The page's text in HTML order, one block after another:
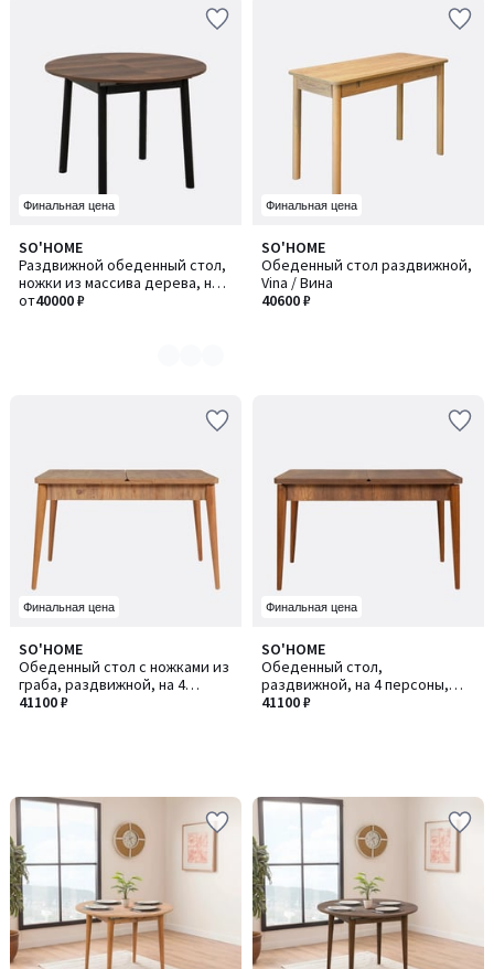
Финальная цена
SO'HOME
Раздвижной обеденный стол,
ножки из массива дерева, на 4
персоны, Oliver / Оливер
от40000 ₽
Количество
цветов:
2
Финальная цена
SO'HOME
Обеденный стол раздвижной,
Vina / Вина
40600 ₽
Финальная цена
SO'HOME
Обеденный стол с ножками из
граба, раздвижной, на 4
персоны, Vina / Вина
41100 ₽
Финальная цена
SO'HOME
Обеденный стол,
раздвижной, на 4 персоны,
Vina / Вина
41100 ₽